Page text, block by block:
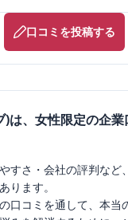
口コミを投稿する
)は、女性限定の企
すさ・会社の評判など
ります。
口コミを通して、本当